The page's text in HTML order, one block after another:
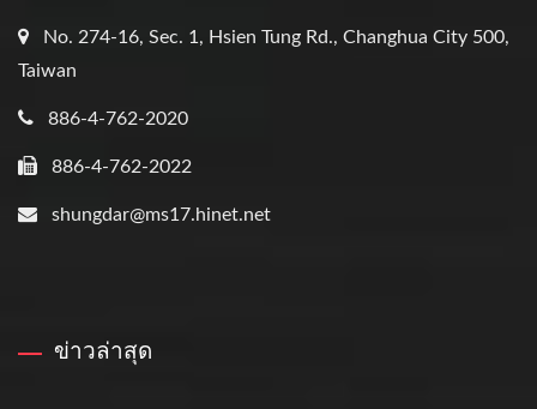
No. 274-16, Sec. 1, Hsien Tung Rd., Changhua City 500,
Taiwan
886-4-762-2020
886-4-762-2022
shungdar@ms17.hinet.net
ข่าวล่าสุด